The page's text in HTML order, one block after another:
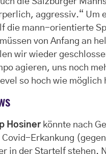
aggressiv.“ Um
die mann-orientierte
von Anfang an
wir wieder
agieren, uns noch
so hoch wie möglich
Hosinerkönnte nach
Covid-Erkankung
in der Startelf stehen.